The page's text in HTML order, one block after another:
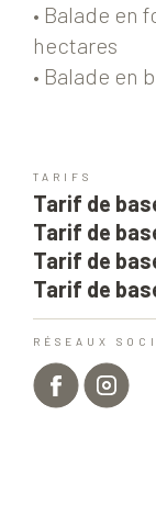
• Balade en
hectares
• Balade en
TARIFS
Tarif de
Tarif de
Tarif de
Tarif de
RÉSEAUX